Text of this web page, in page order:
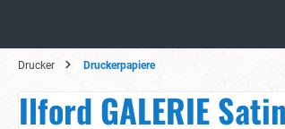
Drucker Druckerpapiere
Ilford GALERIE